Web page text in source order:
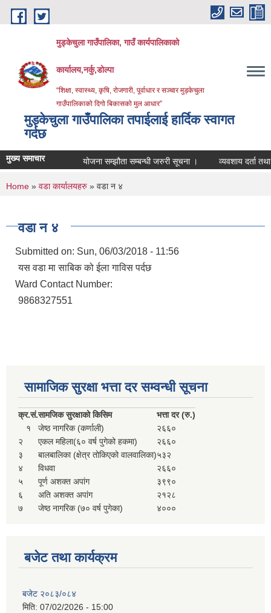
Skip to main content
मुड्केचुला गाउँपालिका, गाउँ कार्यपालिकाको
कार्यालय,नर्कु,डोल्पा
“शिक्षा, स्वास्थ्य, कृषि, रोजगारी, पूर्वाधार र सञ्चार मुड्केचुला
गाउँपालिकाको दिगो बिकासको मुल आधार”
मुड्केचुला गाउँपालिका तपाईलाई हार्दिक स्वागत
गर्दछ
मुख्य समाचार योजना सम्झौता सम्बन्धी जरुरी सूचना । व्यवशाय दर्ता तथा
You are here
Home » वडा कार्यालयहरु » वडा न ४
वडा न ४
Submitted on: Sun, 06/03/2018 - 11:56
यस वडा मा साबिक को ईला गाविस पर्दछ
Ward Contact Number:
9868327551
सामाजिक सुरक्षा भत्ता दर सम्वन्धी सूचना
क्र.सं.सामजिक सुरक्षाको किसिम
भत्ता दर (रु.)
१
जेष्ठ नागरिक (कर्णाली)
२६६०
२
एकल महिला(६० वर्ष पुगेको हकमा)
२६६०
३
बालबालिका (क्षेत्र तोकिएको वालवालिका)५३२
४
विधवा
२६६०
५
पूर्ण अशक्त अपांग
३९९०
६
अति अशक्त अपांग
२१२८
७
जेष्ठ नागरिक (७० वर्ष पुगेका) ४०००
बजेट तथा कार्यक्रम
बजेट २०८३/०८४
मिति: 07/02/2026 - 15:00